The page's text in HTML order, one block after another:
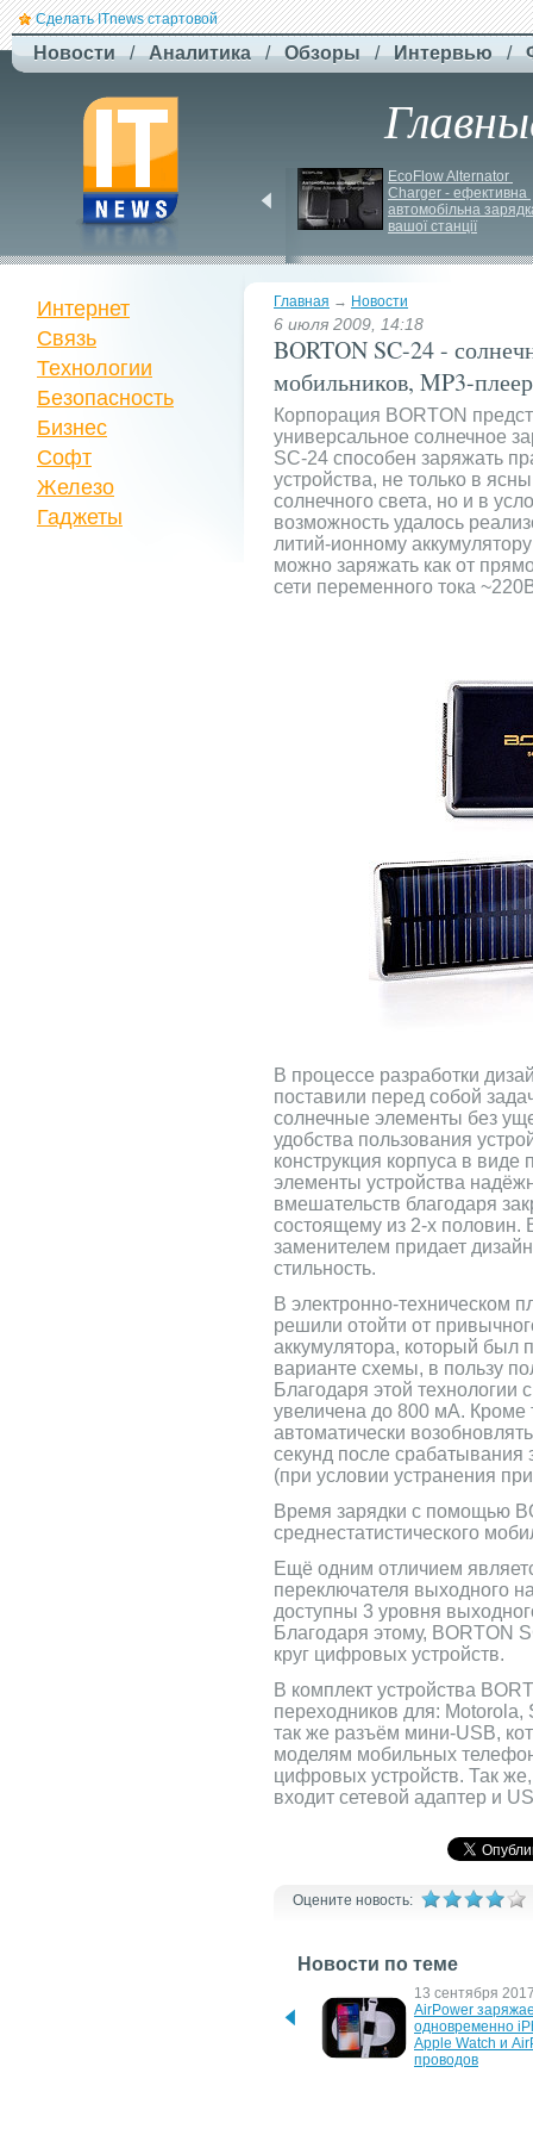
Сделать ITnews стартовой
Новости / Аналитика / Обзоры / Интервью /
стратегический
бомбардировщик B-
1
для ударов по Ирану
EcoFlow Alternator
Charger - ефективна
автомобільна
вашої станції
Главная → Новости
6 июля 2009, 14:18
BORTON SC-24 -
мобильников, MP3-
Корпорация BORTON
универсальное солнечное
SC-24 способен заряжать
устройства, не только в
солнечного света, но и в
возможность удалось
литий-ионному
можно заряжать как от
сети переменного тока
В процессе разработки
поставили перед собой
солнечные элементы без
удобства пользования
конструкция корпуса в
элементы устройства
вмешательств благодаря
состоящему из 2-х
заменителем придает
стильность.
В электронно-техническом
решили отойти от
аккумулятора, который был
варианте схемы, в пользу
Благодаря этой технологии
увеличена до 800 мА. Кроме
автоматически
секунд после срабатывания
(при условии устранения
Время зарядки с помощью
среднестатистического
Ещё одним отличием
переключателя выходного
доступны 3 уровня
Благодаря этому, BORTON
круг цифровых устройств.
В комплект устройства
переходников для:
так же разъём мини-USB,
моделям мобильных
цифровых устройств. Так
входит сетевой адаптер и
Оцените новость:
Новости по теме
13 сентября
AirPower
одновременно
Apple Watch и
проводов
Интернет
Связь
Технологии
Безопасность
Бизнес
Софт
Железо
Гаджеты